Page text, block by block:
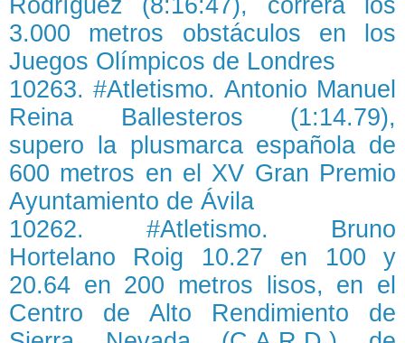
Rodríguez (8:16:47), correrá los
3.000 metros obstáculos en los
Juegos Olímpicos de Londres
10263. #Atletismo. Antonio Manuel
Reina Ballesteros (1:14.79),
supero la plusmarca española de
600 metros en el XV Gran Premio
Ayuntamiento de Ávila
10262. #Atletismo. Bruno
Hortelano Roig 10.27 en 100 y
20.64 en 200 metros lisos, en el
Centro de Alto Rendimiento de